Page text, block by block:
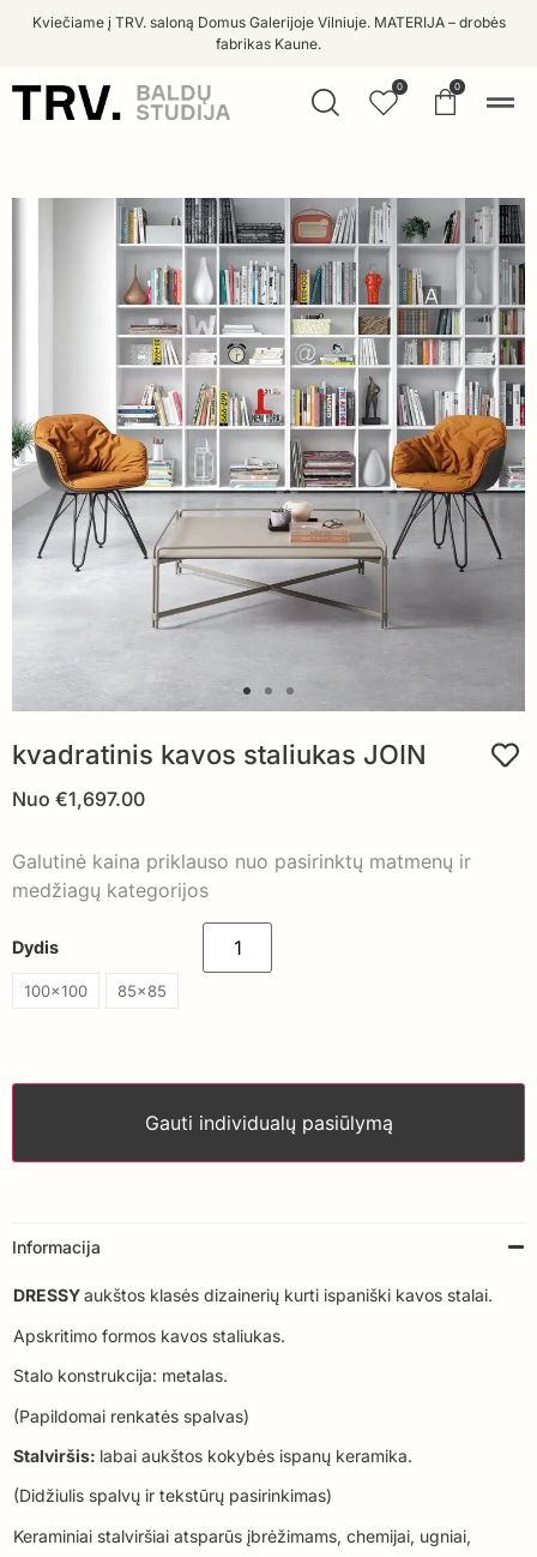
Kviečiame į TRV. saloną Domus Galerijoje Vilniuje. MATERIJA – drobės
fabrikas Kaune.
0 0
kvadratinis kavos staliukas JOIN
Nuo €1,697.00
Galutinė kaina priklauso nuo pasirinktų matmenų ir
medžiagų kategorijos
Dydis
100x100 85x85
Gauti individualų pasiūlymą
Informacija
DRESSYaukštos klasės dizainerių kurti ispaniški kavos stalai.
Apskritimo formos kavos staliukas.
Stalo konstrukcija: metalas.
(Papildomai renkatės spalvas)
Stalviršis: labai aukštos kokybės ispanų keramika.
(Didžiulis spalvų ir tekstūrų pasirinkimas)
Keraminiai stalviršiai atsparūs įbrėžimams, chemijai, ugniai,